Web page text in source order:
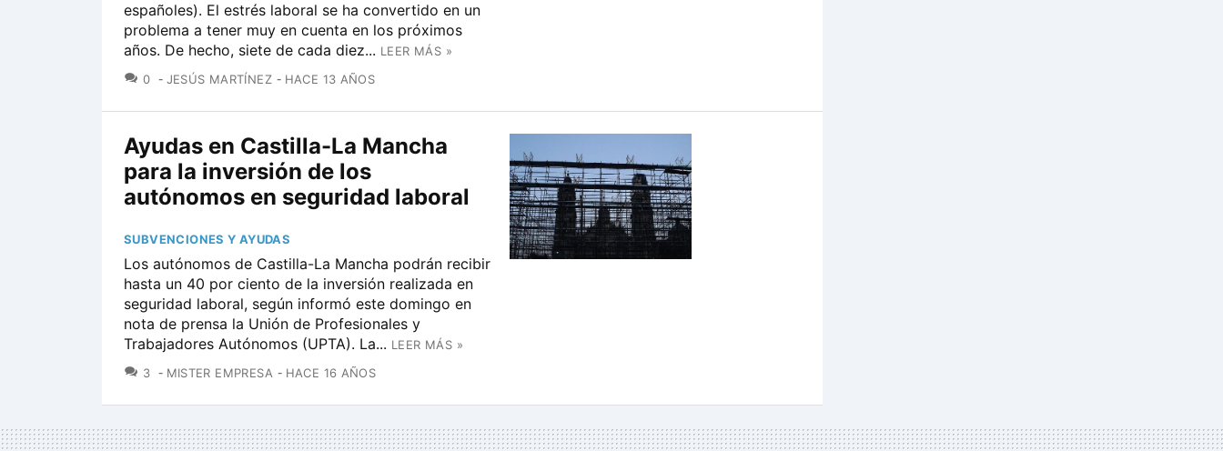
españoles). El estrés laboral se ha convertido en un
problema a tener muy en cuenta en los próximos
años. De hecho, siete de cada diez... LEER MÁS »
0 COMENTARIOS
JESÚS MARTÍNEZ HACE 13 AÑOS
Ayudas en Castilla-La Mancha
para la inversión de los
autónomos en seguridad laboral
SUBVENCIONES Y AYUDAS
Los autónomos de Castilla-La Mancha podrán recibir
hasta un 40 por ciento de la inversión realizada en
seguridad laboral, según informó este domingo en
nota de prensa la Unión de Profesionales y
Trabajadores Autónomos (UPTA). La... LEER MÁS »
3 COMENTARIOS
MISTER EMPRESA HACE 16 AÑOS